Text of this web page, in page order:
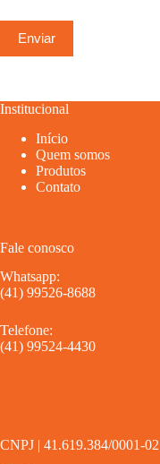
Enviar
Institucional
Início
Quem somos
Produtos
Contato
Fale conosco
Whatsapp:
(41) 99526-8688
Telefone:
(41) 99524-4430
CNPJ | 41.619.384/0001-02